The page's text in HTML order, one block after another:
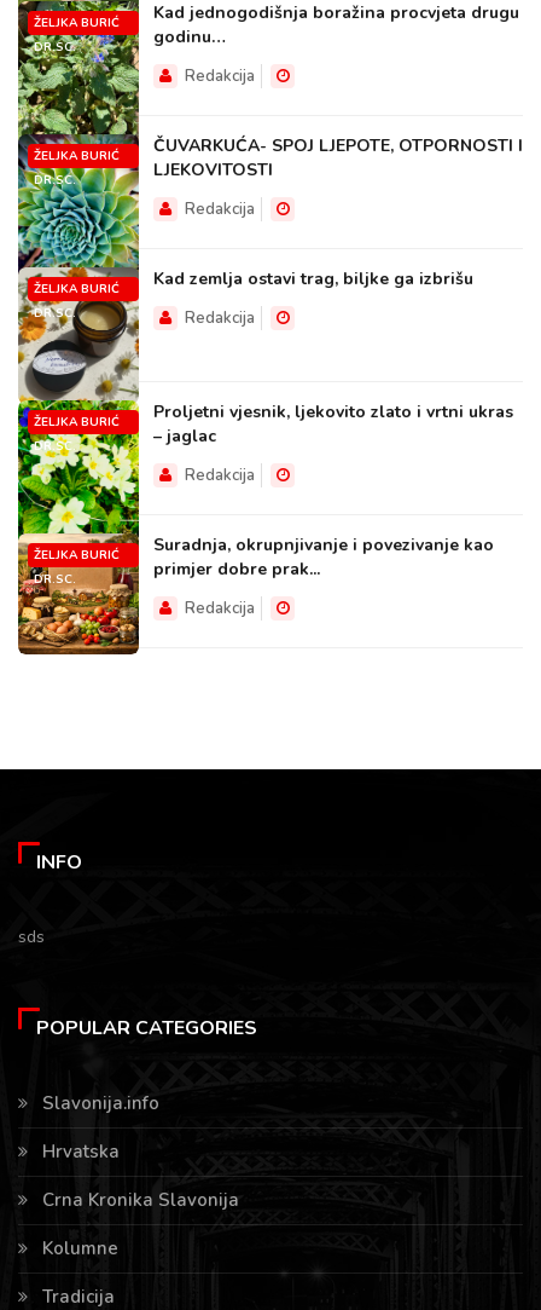
ŽELJKA BURIĆ
DR.SC.
Kad jednogodišnja boražina procvjeta drugu
godinu…
Redakcija
ŽELJKA BURIĆ
DR.SC.
ČUVARKUĆA- SPOJ LJEPOTE, OTPORNOSTI I
LJEKOVITOSTI
Redakcija
ŽELJKA BURIĆ
DR.SC.
Kad zemlja ostavi trag, biljke ga izbrišu
Redakcija
ŽELJKA BURIĆ
DR.SC.
Proljetni vjesnik, ljekovito zlato i vrtni ukras
– jaglac
Redakcija
ŽELJKA BURIĆ
DR.SC.
Suradnja, okrupnjivanje i povezivanje kao
primjer dobre prak...
Redakcija
INFO
sds
POPULAR CATEGORIES
Slavonija.info
Hrvatska
Crna Kronika Slavonija
Kolumne
Tradicija